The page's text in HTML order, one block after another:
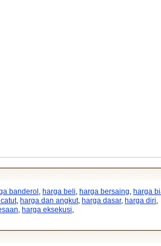
banderol harga beli harga bersaing harga
, harga dan angkut, harga dasar, harga diri
harga eksekusi